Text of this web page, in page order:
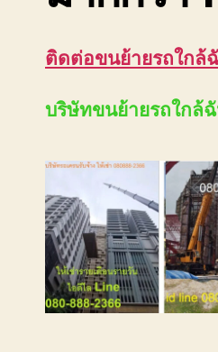
ติดต่อขนย้ายรถใกล้
บริษัทขนย้ายรถใกล้